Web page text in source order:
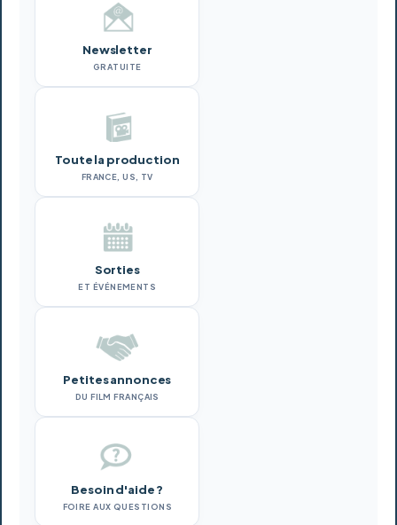
Newsletter
GRATUITE
Toute la production
FRANCE, US, TV
Sorties
ET ÉVÉNEMENTS
Petites annonces
DU FILM FRANÇAIS
Besoin d'aide ?
FOIRE AUX QUESTIONS